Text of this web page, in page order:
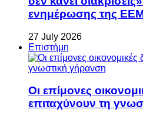
ενημέρωσης της
27 July 2026
Επιστήμη
Οι επίμονες
επιταχύνουν τη